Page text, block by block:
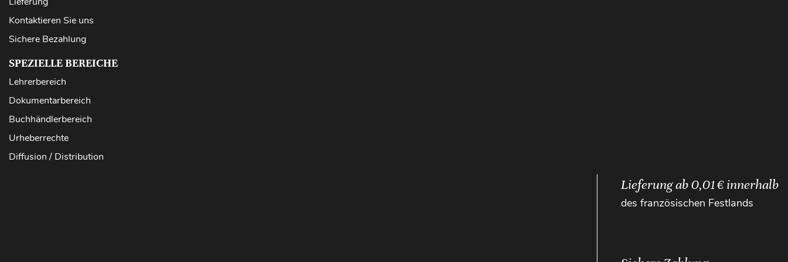
Kontaktieren Sie uns
Sichere Bezahlung
SPEZIELLE BEREICHE
Lehrerbereich
Dokumentarbereich
Buchhändlerbereich
Urheberrechte
Diffusion / Distribution
Lieferung ab 0,01 € innerhalb
des französischen Festlands